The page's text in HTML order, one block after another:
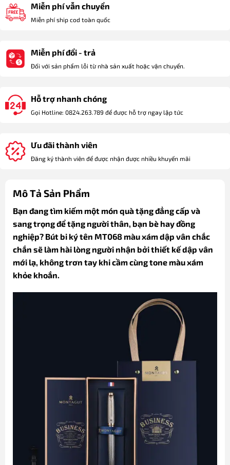
Miễn phí vẫn chuyển
Miễn phí ship cod toàn quốc
Miễn phí đổi - trả
Đối với sản phẩm lỗi từ nhà sản xuất hoặc vận chuyển.
Hỗ trợ nhanh chóng
Gọi Hotline: 0824.263.789 để được hỗ trợ ngay lập tức
Ưu đãi thành viên
Đăng ký thành viên để được nhận được nhiều khuyến mãi
Mô Tả Sản Phẩm
Bạn đang tìm kiếm một món quà tặng đẳng cấp và
sang trọng để tặng người thân, bạn bè hay đồng
nghiệp? Bút bi ký tên MT068 màu xám dập vân chắc
chắn sẽ làm hài lòng người nhận bởi thiết kế dập vân
mới lạ, không trơn tay khi cầm cùng tone màu xám
khỏe khoắn.